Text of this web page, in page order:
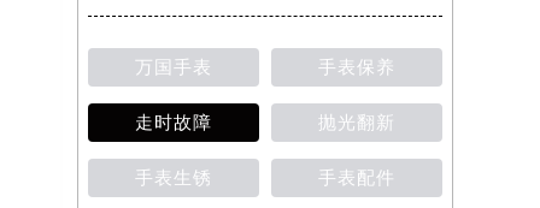
万国手表 手表保养
走时故障 抛光翻新
手表生锈 手表配件